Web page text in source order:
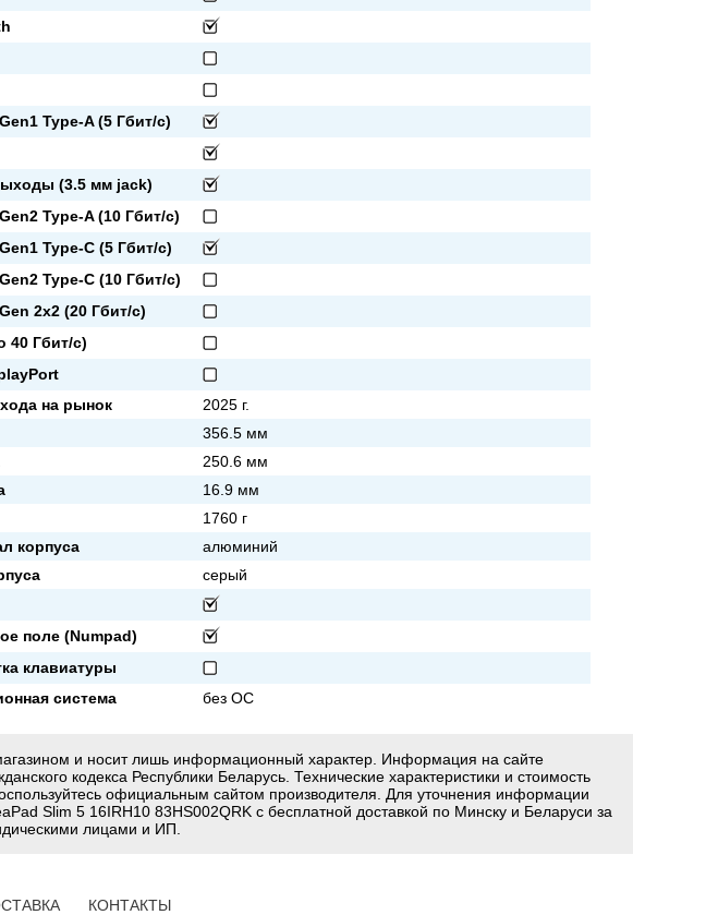
Type-A (5 Гбит/с)
(3.5 мм jack)
Type-A (10 Гбит/с)
Type-C (5 Гбит/с)
Type-C (10 Гбит/с)
2x2 (20 Гбит/с)
40 Гбит/с)
на рынок
2025 г.
356.5 мм
250.6 мм
16.9 мм
1760 г
корпуса
алюминий
серый
поле (Numpad)
клавиатуры
система
без ОС
и носит лишь информационный характер. Информация на сайте
кодекса Республики Беларусь. Технические характеристики и стоимость
официальным сайтом производителя. Для уточнения информации
Slim 5 16IRH10 83HS002QRK с бесплатной доставкой по Минску и Беларуси за
лицами и ИП.
КОНТАКТЫ